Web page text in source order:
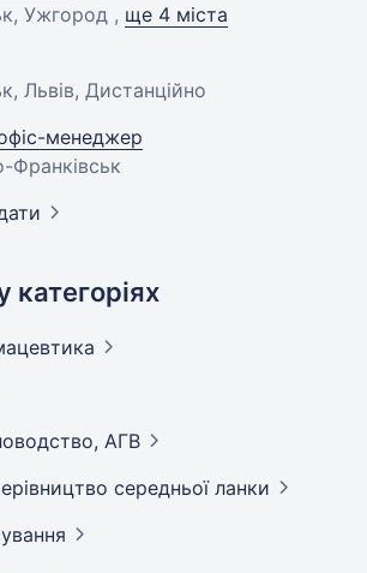
Ужгород , ще 4 міста
Львів, Дистанційно
менеджер
Франківськ
категоріях
АГВ
середньої ланки